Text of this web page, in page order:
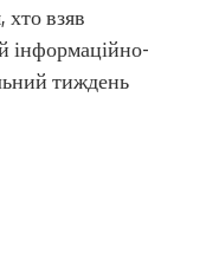
хто взяв
інформаційно-
тиждень